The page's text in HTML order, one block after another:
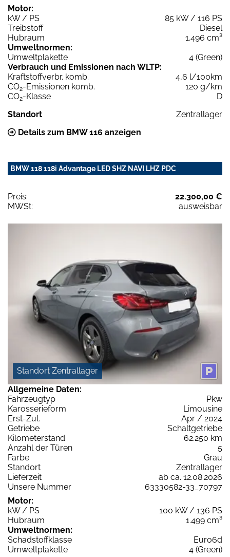
Motor:
kW / PS
85 kW / 116 PS
Treibstoff
Diesel
Hubraum
1.496 cm³
Umweltnormen:
Umweltplakette
4 (Green)
Verbrauch und Emissionen nach WLTP:
Kraftstoffverbr. komb.
4,6 l/100km
CO2-Emissionen komb.
120 g/km
CO2-Klasse
D
Standort
Zentrallager
Details zum BMW 116 anzeigen
BMW 118 118i Advantage LED SHZ NAVI LHZ PDC
Preis:
22.300,00 €
MWSt:
ausweisbar
Standort Zentrallager
Allgemeine Daten:
Fahrzeugtyp
Pkw
Karosserieform
Limousine
Erst-Zul.
Apr / 2024
Getriebe
Schaltgetriebe
Kilometerstand
62.250 km
Anzahl der Türen
5
Farbe
Grau
Standort
Zentrallager
Lieferzeit
ab ca. 12.08.2026
Unsere Nummer
63330582-33_70797
Motor:
kW / PS
100 kW / 136 PS
Hubraum
1.499 cm³
Umweltnormen:
Schadstoffklasse
Euro6d
Umweltplakette
4 (Green)